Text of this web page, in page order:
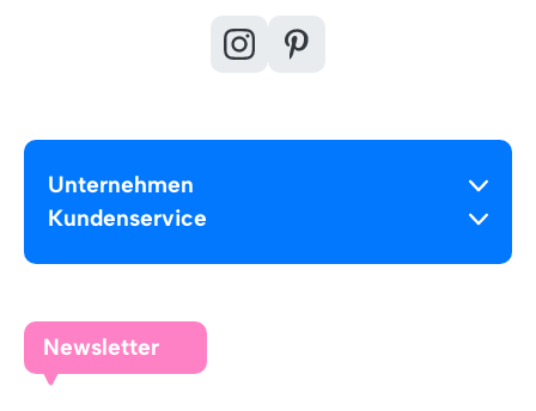
Unternehmen
Kundenservice
Newsletter